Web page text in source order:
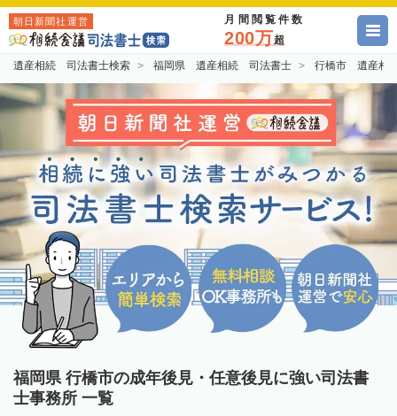
朝日新聞社運営 月間閲覧件数
200万超
遺産相続 司法書士検索 福岡県 遺産相続 司法書士 行橋市 遺産相
福岡県 行橋市の成年後見・任意後見に強い司法書
士事務所 一覧